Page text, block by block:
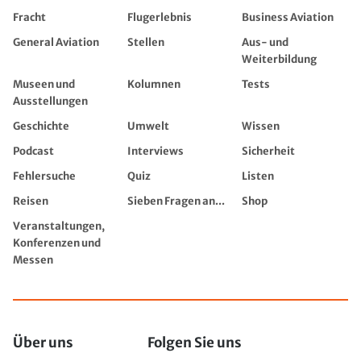
Fracht
Flugerlebnis
Business Aviation
General Aviation
Stellen
Aus- und
Weiterbildung
Museen und
Ausstellungen
Kolumnen Tests
Geschichte Umwelt
Wissen
Podcast
Interviews
Sicherheit
Fehlersuche
Quiz
Listen
Reisen
Sieben Fragen an...
Shop
Veranstaltungen,
Konferenzen und
Messen
Über uns Folgen Sie uns